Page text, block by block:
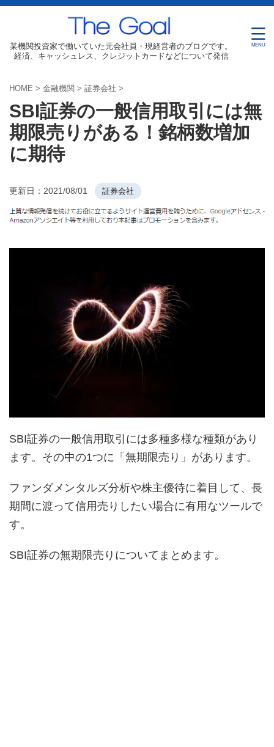
某機関投資家で働いていた元会社員・現経営者のブログです。
経済、キャッシュレス、クレジットカードなどについて発信
HOME > 金融機関 > 証券会社 >
SBI証券の一般信用取引には無
期限売りがある！銘柄数増加
に期待
更新日： 2021/08/01 証券会社
SBI証券の一般信用取引には多種多様な種類があり
ます。その中の1つに「無期限売り」があります。
ファンダメンタルズ分析や株主優待に着目して、長
期間に渡って信用売りしたい場合に有用なツールで
す。
SBI証券の無期限売りについてまとめます。